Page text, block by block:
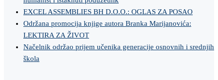
EXCEL ASSEMBLIES BH D.O.O.: OGLAS ZA POSAO
Održana promocija knjige autora Branka Marijanovića:
LEKTIRA ZA ŽIVOT
Načelnik održao prijem učenika generacije osnovnih i srednjih
škola